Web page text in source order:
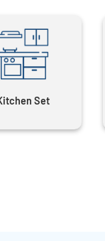
Set